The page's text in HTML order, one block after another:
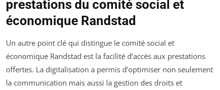
prestations du comité social et
économique Randstad
Un autre point clé qui distingue le comité social et
économique Randstad est la facilité d’accès aux prestations
offertes. La digitalisation a permis d’optimiser non seulement
la communication mais aussi la gestion des droits et